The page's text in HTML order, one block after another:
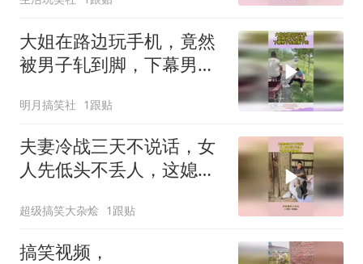
大姐在路边玩手机，竟然
被男子轧到脚，下幕男子
明月搞笑社 1跟贴
夫妻冷战三天不说话，女
人先低头不丢人，这媳妇
超级搞笑大杂烩 1跟贴
搞笑视频，